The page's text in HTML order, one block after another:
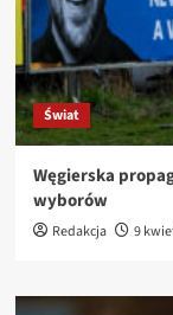
Świat
Węgierska
wyborów
Redakcja 9